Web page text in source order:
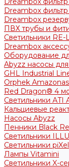
Dreambox фильтр
Dreambox
ПВХ трубы и
Светильники RE-
Dreambox
Оборудование
Abyzz насосы
GHL Industrial
Orphek
Red Dragon® 4
Светильники ATI
Кальциевые
Насосы Abyzz
Пенники Black
Светильники
Светильники piXel
Лампы Vitamini
Светильники X-